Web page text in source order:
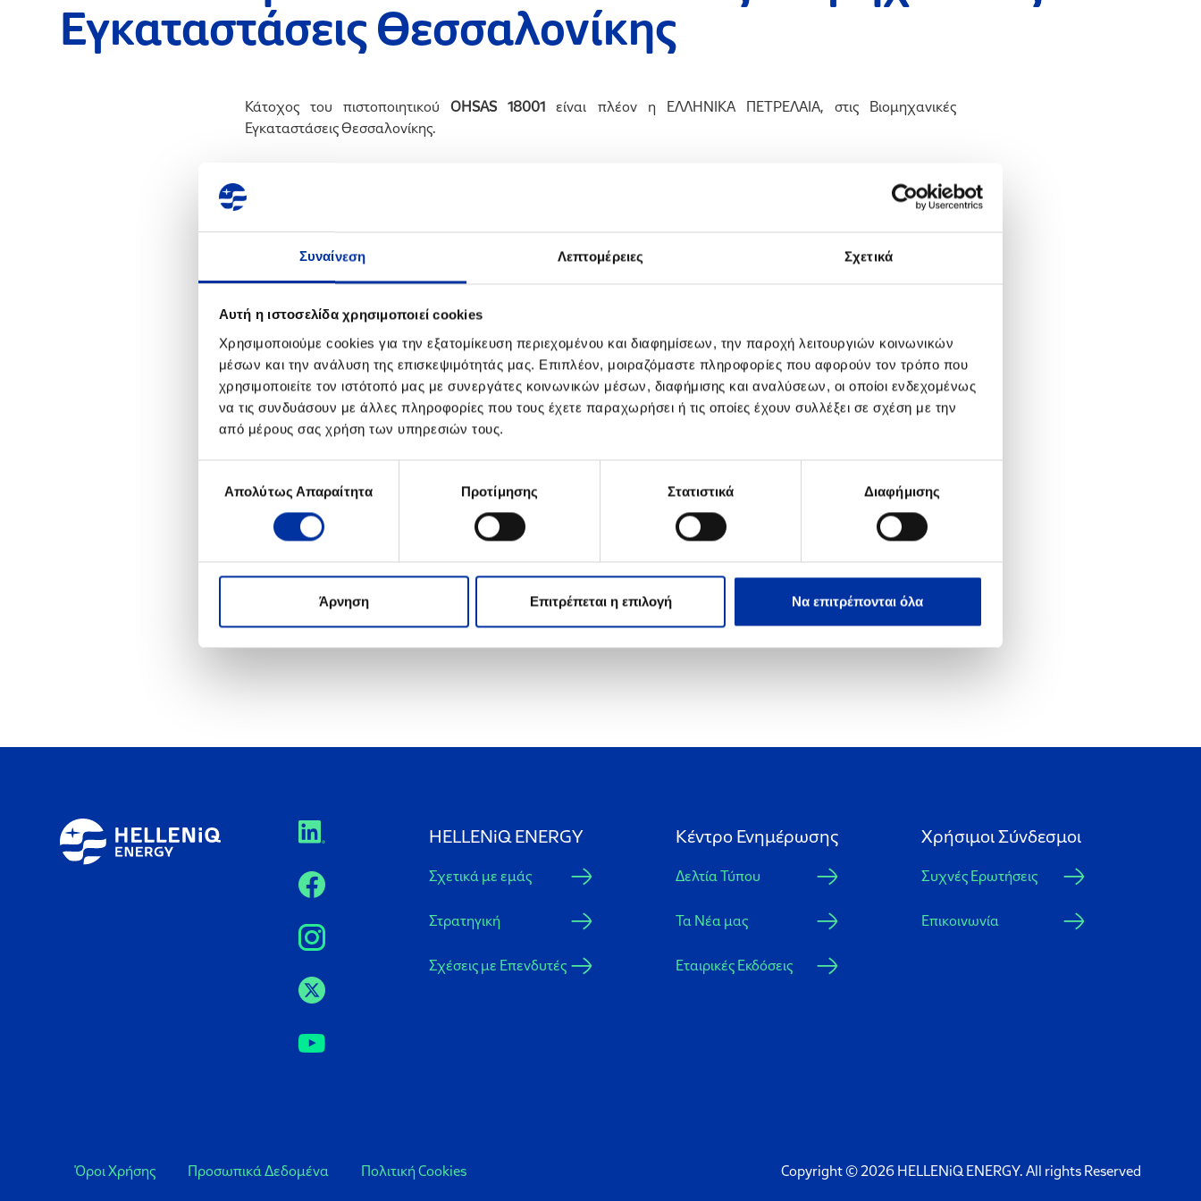
Συναίνεση Λεπτομέρειες Σχετικά
Αυτή η ιστοσελίδα χρησιμοποιεί cookies
Χρησιμοποιούμε cookies για την εξατομίκευση περιεχομένου και διαφημίσεων, την παροχή λειτουργιών κοινωνικών
μέσων και την ανάλυση της επισκεψιμότητάς μας. Επιπλέον, μοιραζόμαστε πληροφορίες που αφορούν τον τρόπο που
χρησιμοποιείτε τον ιστότοπό μας με συνεργάτες κοινωνικών μέσων, διαφήμισης και αναλύσεων, οι οποίοι ενδεχομένως
να τις συνδυάσουν με άλλες πληροφορίες που τους έχετε παραχωρήσει ή τις οποίες έχουν συλλέξει σε σχέση με την
από μέρους σας χρήση των υπηρεσιών τους.
συγκατάθεσης
Απολύτως Απαραίτητα Προτίμησης Στατιστικά Διαφήμισης
Άρνηση Επιτρέπεται η επιλογή Να επιτρέπονται όλα
Εγκαταστάσεις Θεσσαλονίκης
Κάτοχος του πιστοποιητικούOΗSAS 18001είναι πλέον η ΕΛΛΗΝΙΚΑ ΠΕΤΡΕΛΑΙΑ, στις Βιομηχανικές
Εγκαταστάσεις Θεσσαλονίκης.
μετά από επιθεώρηση και αξιολόγηση του Συστήματος Διαχείρισης της Υγιεινής και Ασφάλειας της Εργασίας,
Για την απόκτησή του ελέγχεται η πληρότητα του προαναφερθέντος Συστήματος όπως Εγχειρίδια, Μελέτη
Εκτίμησης Επαγγελματικού Κινδύνου, Προγράμματα και Στόχοι Μείωσης της Επικινδυνότητας της Εργασίας,
Η ΕΛΛΗΝΙΚΑ ΠΕΤΡΕΛΑΙΑ στην πολιτική της, θεωρεί τις συνθήκες Υγιεινής και Ασφάλειας ως πρωταρχική
προϋπόθεση για την άσκηση των δραστηριοτήτων της και παράλληλα θα συνεχίσει τις απρόσκοπτες
προσπάθειές της για τη διαρκή βελτίωσή τους.
Η πιστοποίηση αυτή αποτελεί μια ακόμη επιβεβαίωση στις διαχρονικά άριστες επιδόσεις που έχει η εταιρία στον
HELLENiQ ENERGY
Σχετικά με εμάς
Στρατηγική
Σχέσεις με Επενδυτές
Κέντρο Ενημέρωσης
Δελτία Τύπου
Τα Νέα μας
Εταιρικές Εκδόσεις
Xρήσιμοι Σύνδεσμοι
Συχνές Ερωτήσεις
Επικοινωνία
Όροι Χρήσης Προσωπικά Δεδομένα Πολιτική Cookies Copyright © 2026 HELLENiQ ENERGY. All rights Reserved